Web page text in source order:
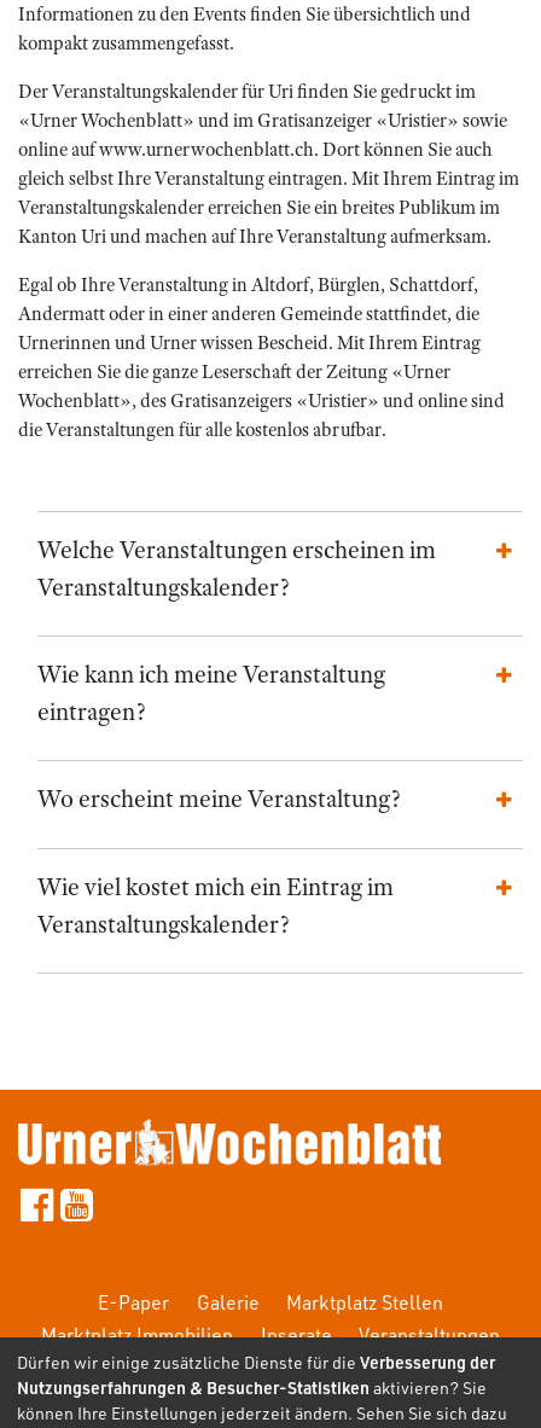
Informationen zu den Events finden Sie übersichtlich und
kompakt zusammengefasst.
Der Veranstaltungskalender für Uri finden Sie gedruckt im
«Urner Wochenblatt» und im Gratisanzeiger «Uristier» sowie
online auf www.urnerwochenblatt.ch. Dort können Sie auch
gleich selbst Ihre Veranstaltung eintragen. Mit Ihrem Eintrag im
Veranstaltungskalender erreichen Sie ein breites Publikum im
Kanton Uri und machen auf Ihre Veranstaltung aufmerksam.
Egal ob Ihre Veranstaltung in Altdorf, Bürglen, Schattdorf,
Andermatt oder in einer anderen Gemeinde stattfindet, die
Urnerinnen und Urner wissen Bescheid. Mit Ihrem Eintrag
erreichen Sie die ganze Leserschaft der Zeitung «Urner
Wochenblatt», des Gratisanzeigers «Uristier» und online sind
die Veranstaltungen für alle kostenlos abrufbar.
Welche Veranstaltungen erscheinen im
Veranstaltungskalender?
Wie kann ich meine Veranstaltung
eintragen?
Wo erscheint meine Veranstaltung?
Wie viel kostet mich ein Eintrag im
Veranstaltungskalender?
E-Paper Galerie
Marktplatz Stellen
Marktplatz Immobilien
Inserate
Veranstaltungen
FAQ
Dürfen wir einige zusätzliche Dienste für die Verbesserung der
Nutzungserfahrungen & Besucher-Statistiken aktivieren? Sie
können Ihre Einstellungen jederzeit ändern. Sehen Sie sich dazu